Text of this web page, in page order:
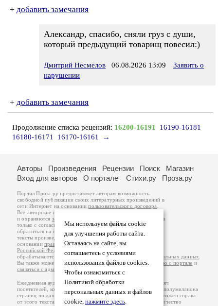
+ добавить замечания
Александр, спасибо, сняли груз с души,
который предыдущий товарищ повесил:)
Дмитрий Несмелов 06.08.2026 13:09
Заявить о
нарушении
+ добавить замечания
Продолжение списка рецензий: 16200-16191
16190-16181
16180-16171
16170-16161 →
Мы используем файлы cookie
для улучшения работы сайта.
Оставаясь на сайте, вы
соглашаетесь с условиями
использования файлов cookies.
Чтобы ознакомиться с
Политикой обработки
персональных данных и файлов
cookie, нажмите здесь.
Авторы Произведения Рецензии Поиск
Магазин
Вход для авторов
О портале Стихи.ру Проза.ру
Портал Проза.ру предоставляет авторам возможность
свободной публикации своих литературных произведений в
сети Интернет на основаниипользовательского договора
Все авторские права на произведения принадлежат авторам
и охраняются законом
. Перепечатка произведений возможна
только с согласия его автора, к которому вы можете
обратиться на его авторской странице. Ответственность за
тексты произведений авторы несут самостоятельно на
основанииправил публикацииизаконодательства
Российской Федерации
обрабатываются на основанииПолитики обработки персональных данных
Вы также можете посмотреть более подробнуюинформацию о портале и
связаться с администрацией
Ежедневная аудитория портала Проза.ру – порядка 100 тысяч
посетителей, которые в общей сумме просматривают более полумиллиона
страниц по данным счетчика посещаемости, который расположен справа
от этого текста. В каждой графе указано по две цифры: количество